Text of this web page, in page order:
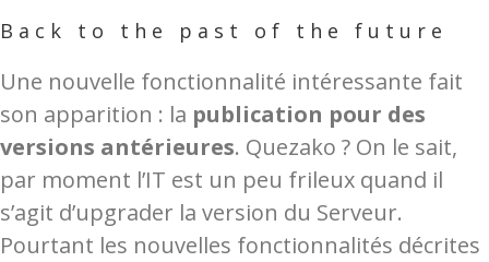
Back to the past of the future
Une nouvelle fonctionnalité intéressante fait
son apparition : la publication pour des
versions antérieures. Quezako ? On le sait,
par moment l’IT est un peu frileux quand il
s’agit d’upgrader la version du Serveur.
Pourtant les nouvelles fonctionnalités décrites